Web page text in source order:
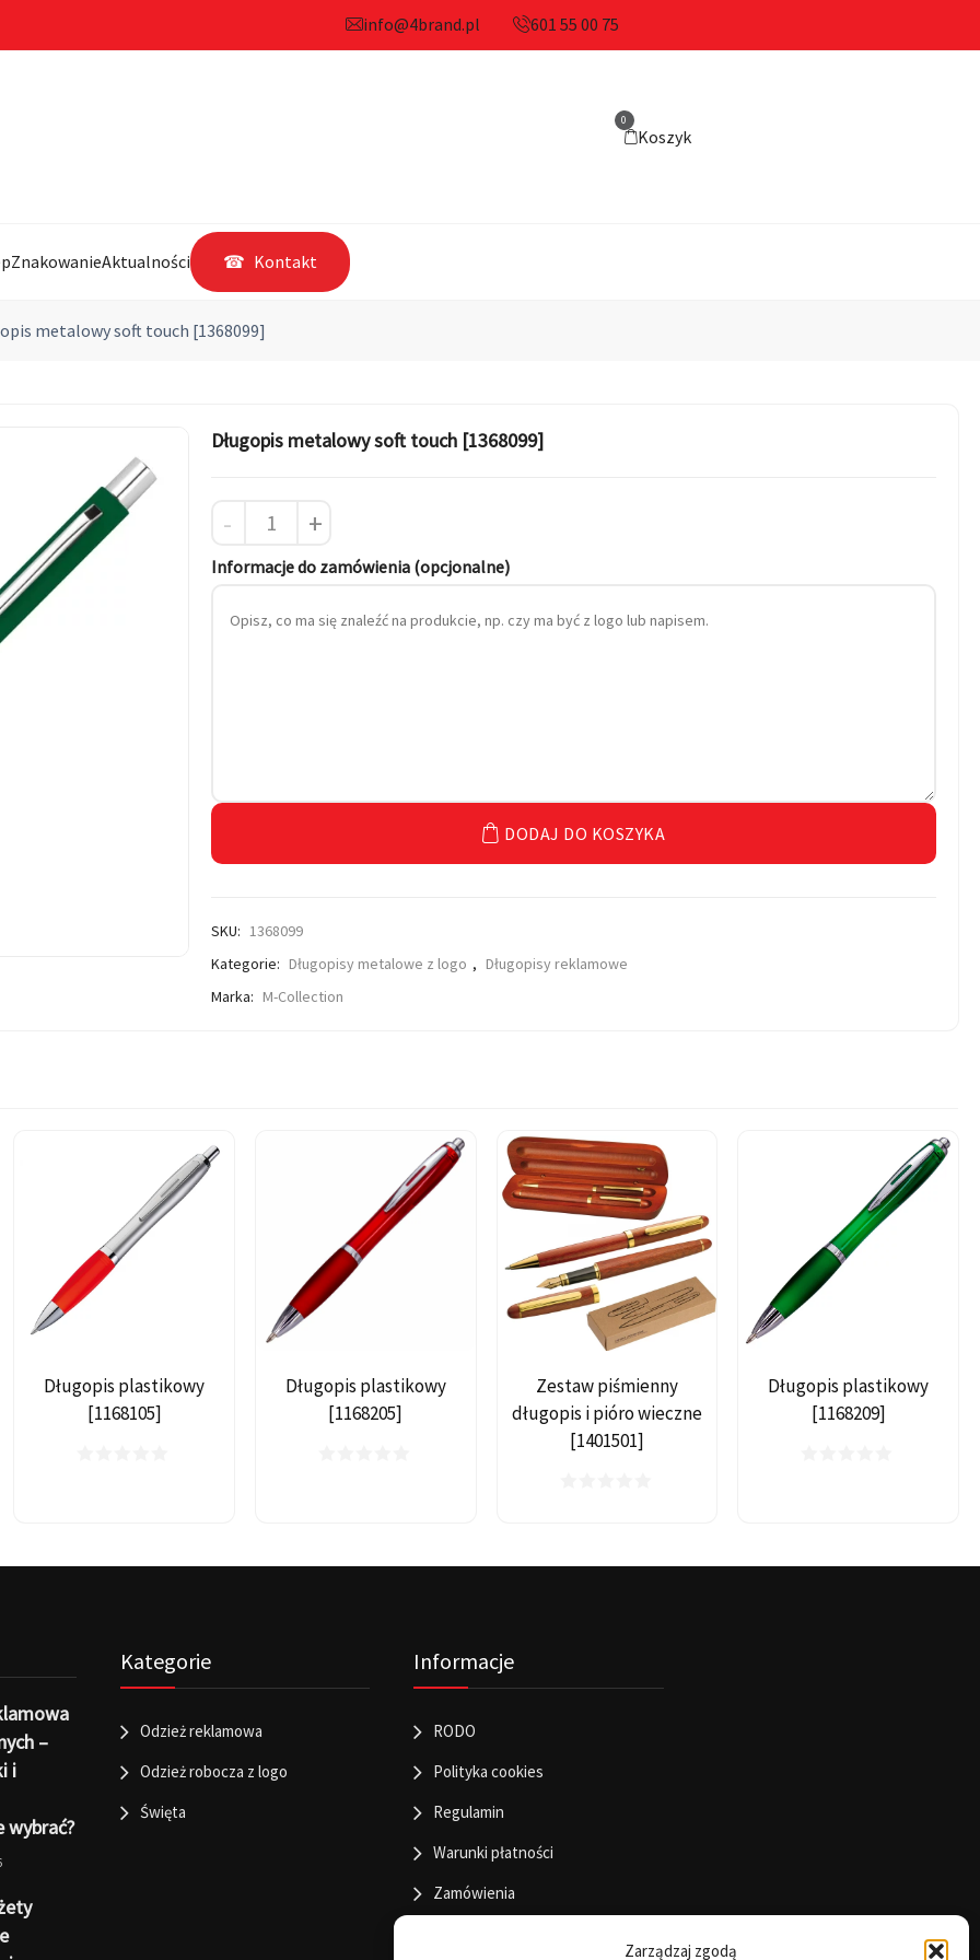
Zarządzaj zgodą
info@4brand.pl 601 55 00 75
0
Koszyk
ZnakowanieAktualności Kontakt
metalowy soft touch [1368099]
Długopis metalowy soft touch [1368099]
- +
Informacje do zamówienia (opcjonalne)
DODAJ DO KOSZYKA
SKU: 1368099
Kategorie: Długopisy metalowe z logo , Długopisy reklamowe
Marka: M-Collection
Długopis plastikowy
[1168105]
Długopis plastikowy
[1168205]
Zestaw piśmienny
długopis i pióro wieczne
[1401501]
Długopis plastikowy
[1168209]
–
i
wybrać?
Kategorie
Odzież reklamowa
Odzież robocza z logo
Święta
Informacje
RODO
Polityka cookies
Regulamin
Warunki płatności
Zamówienia